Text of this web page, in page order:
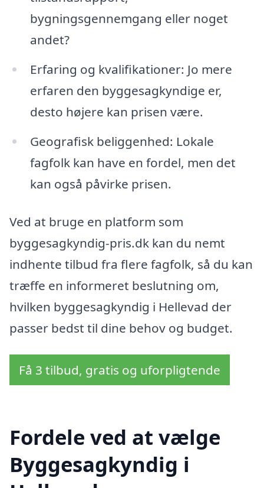
bygningsgennemgang eller noget
andet?
Erfaring og kvalifikationer: Jo mere
erfaren den byggesagkyndige er,
desto højere kan prisen være.
Geografisk beliggenhed: Lokale
fagfolk kan have en fordel, men det
kan også påvirke prisen.
Ved at bruge en platform som
byggesagkyndig-pris.dk kan du nemt
indhente tilbud fra flere fagfolk, så du kan
træffe en informeret beslutning om,
hvilken byggesagkyndig i Hellevad der
passer bedst til dine behov og budget.
Få 3 tilbud, gratis og uforpligtende
Fordele ved at vælge
Byggesagkyndig i